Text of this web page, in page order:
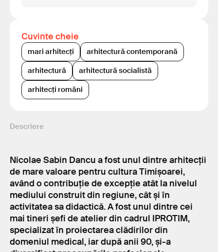
Cuvinte cheie
mari arhitecți
arhitectură contemporană
arhitectură
arhitectură socialistă
arhitecți români
Descriere
Nicolae Sabin Dancu a fost unul dintre arhitecții
de mare valoare pentru cultura Timișoarei,
având o contribuție de excepție atât la nivelul
mediului construit din regiune, cât și în
activitatea sa didactică. A fost unul dintre cei
mai tineri șefi de atelier din cadrul IPROTIM,
specializat în proiectarea clădirilor din
domeniul medical, iar după anii 90, și-a